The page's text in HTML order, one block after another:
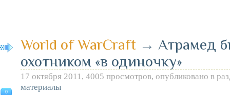
0
World of WarCraft → Атрамед
охотником «в одиночку»
17 октября 2011, 4005 просмотров, опубликовано в
материалы